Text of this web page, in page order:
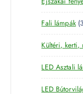
Fali lámpák
Kültéri, kerti,
LED Asztali
LED